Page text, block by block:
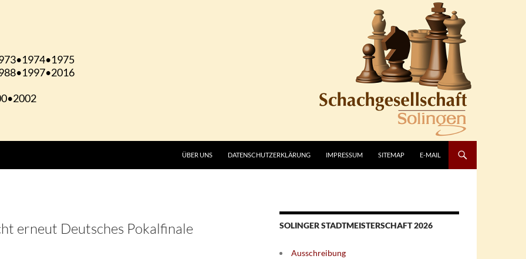
ÜBER UNS DATENSCHUTZERKLÄRUNG IMPRESSUM SITEMAP E-MAIL
erneut Deutsches Pokalfinale SOLINGER STADTMEISTERSCHAFT 2026
Ausschreibung